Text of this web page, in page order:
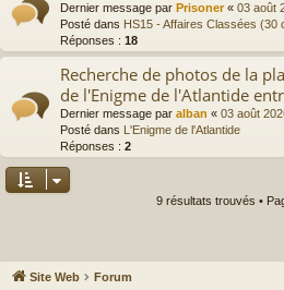
Dernier message par Prisoner« 03 août
Posté dans HS15 - Affaires Classées (30
Réponses : 18
Recherche de photos de la
de l'Enigme de l'Atlantide
Dernier message par alban « 03 août
Posté dans
L'Enigme de l'Atlantide
Réponses : 2
9 résultats trouvés •
Site Web Forum